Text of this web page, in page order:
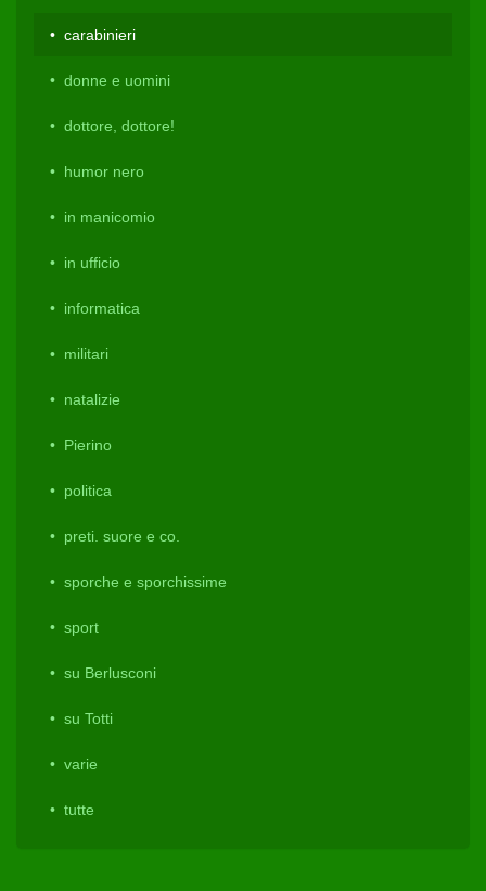
carabinieri
donne e uomini
dottore, dottore!
humor nero
in manicomio
in ufficio
informatica
militari
natalizie
Pierino
politica
preti. suore e co.
sporche e sporchissime
sport
su Berlusconi
su Totti
varie
tutte